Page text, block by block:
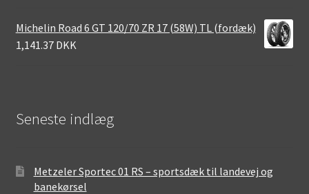
Michelin Road 6 GT 120/70 ZR 17 (58W) TL (fordæk)
1,141.37 DKK
Seneste indlæg
Metzeler Sportec 01 RS – sportsdæk til landevej og
banekørsel